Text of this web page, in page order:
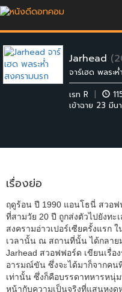
Jarhead
จาร์เฮด พลระ
เรท R
|
เข้าฉาย 23 มี
เรื่องย่อ
ฤดูร้อน ปี 1990 แอนโธนี่ สวอ
ที่สามวัย 20 ปี ถูกส่งตัวไปยังทะ
สงครามอ่าวเปอร์เซียครั้งแรก
เวลานั้น ณ สถานที่นั้น ได้กลาย
Jarhead สวอฟฟอร์ด เขียนเรื่อ
อารมณ์ขัน ซึ่งจะได้มาก็จากคน
เท่านั้น ซึ่งก็คือบรรดาทหารหนุ่
หน้ากับความเป็นจริงที่แสนหงุด